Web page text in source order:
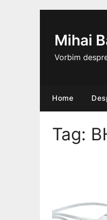
Mihai
Vorbim
Home
Tag: